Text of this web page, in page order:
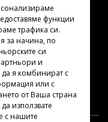
- 19:30
ни
функции
трафика си.
за начина, по
си
и
я комбинират с
или с
от Ваша страна
използвате
с нашите